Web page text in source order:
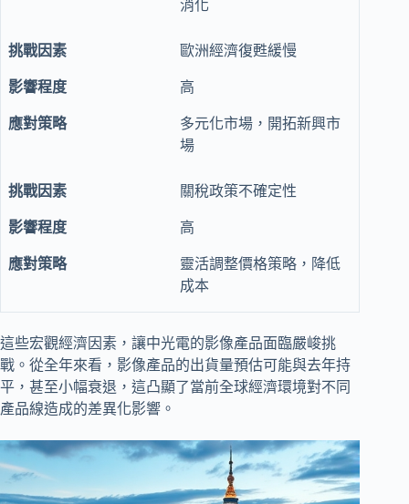
消化
歐洲經濟復甦緩慢
高
多元化市場，開拓新興市
場
關稅政策不確定性
高
靈活調整價格策略，降低
成本
這些宏觀經濟因素，讓中光電的影像產品面臨嚴峻挑
戰。從全年來看，影像產品的出貨量預估可能與去年持
平，甚至小幅衰退，這凸顯了當前全球經濟環境對不同
產品線造成的差異化影響。